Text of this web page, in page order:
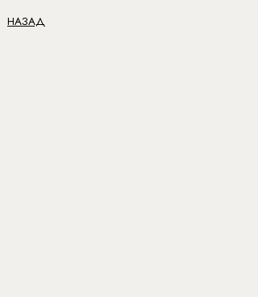
НАЗАД